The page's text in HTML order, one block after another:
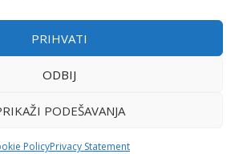
PRIHVATI
ODBIJ
PODEŠAVANJA
PolicyPrivacy Statement
je dozvoljeno uz obavezno navođenje
Vakcine.ba 2024